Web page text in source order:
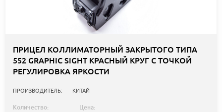
ПРИЦЕЛ КОЛЛИМАТОРНЫЙ ЗАКРЫТОГО ТИПА
552 GRAPHIC SIGHT КРАСНЫЙ КРУГ С ТОЧКОЙ
РЕГУЛИРОВКА ЯРКОСТИ
ПРОИЗВОДИТЕЛЬ: КИТАЙ
Количество: Цена: